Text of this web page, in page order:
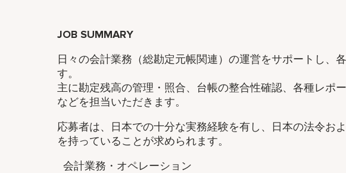
JOB SUMMARY
日々の会計業務（総勘定元帳関連）の運営をサポートし、
す。
主に勘定残高の管理・照合、台帳の整合性確認、各種レポ
などを担当いただきます。
応募者は、日本での十分な実務経験を有し、日本の法令お
を持っていることが求められます。
会計業務・オペレーション